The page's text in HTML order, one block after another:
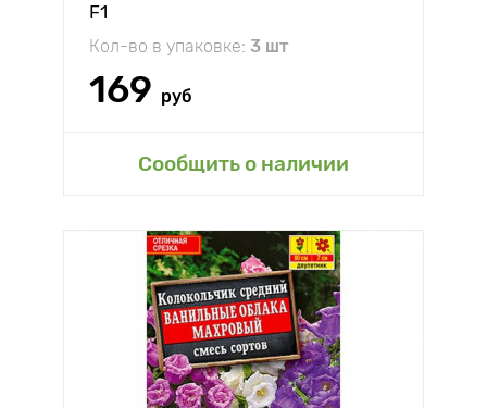
F1
Кол-во в упаковке: 3 шт
169 руб
Сообщить о наличии